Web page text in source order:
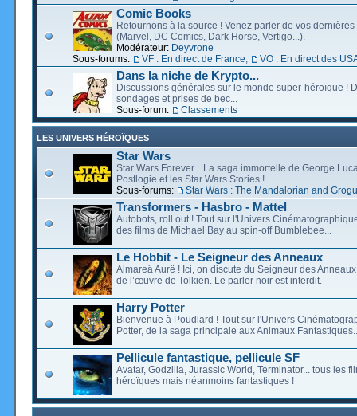
Comic Books
Retournons à la source ! Venez parler de vos dernières
(Marvel, DC Comics, Dark Horse, Vertigo...).
Modérateur: Deyvrone
Sous-forums:
VF : En direct de France VO : En direct des
Dans la niche de Krypto...
Discussions générales sur le monde super-héroïque !
sondages et prises de bec...
Sous-forum:
Classements
LES UNIVERS HÉROÏQUES
Star Wars
Star Wars Forever... La saga immortelle de George
Postlogie et les Star Wars Stories !
Sous-forums:
Star Wars : The Mandalorian and Grogu
Transformers - Hasbro - Mattel
Autobots, roll out ! Tout sur l'Univers
des films de Michael Bay au spin-off Bumblebee...
Le Hobbit - Le Seigneur des Anneaux
Almareä Aurë ! Ici, on discute du Seigneur des
de l’œuvre de Tolkien. Le parler noir est interdit.
Harry Potter
Bienvenue à Poudlard ! Tout sur l'Univers
Potter, de la saga principale aux Animaux
Pellicule fantastique, pellicule SF
Avatar, Godzilla, Jurassic World, Terminator... tous les
héroïques mais néanmoins fantastiques !